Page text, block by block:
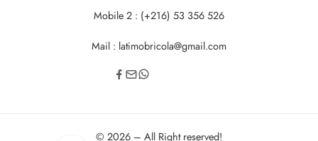
Mobile 2 : (+216) 53 356 526
Mail : latimobricola@gmail.com
© 2026 – All Right reserved!